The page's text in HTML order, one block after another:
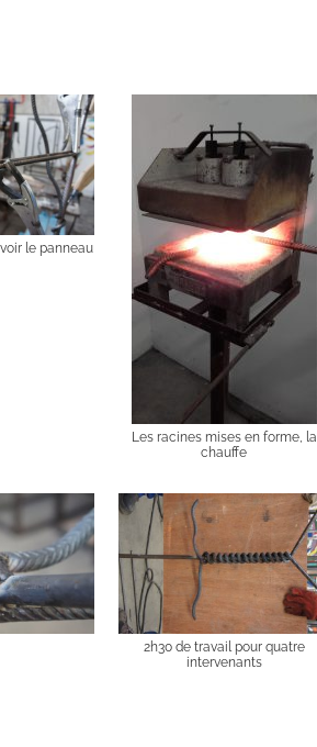
le panneau
Les racines mises en forme, la
chauffe
2h30 de travail pour quatre
intervenants